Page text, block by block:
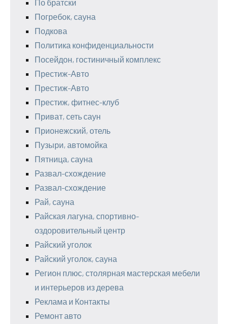
По братски
Погребок, сауна
Подкова
Политика конфиденциальности
Посейдон, гостиничный комплекс
Престиж-Авто
Престиж-Авто
Престиж, фитнес-клуб
Приват, сеть саун
Прионежский, отель
Пузыри, автомойка
Пятница, сауна
Развал-схождение
Развал-схождение
Рай, сауна
Райская лагуна, спортивно-
оздоровительный центр
Райский уголок
Райский уголок, сауна
Регион плюс, столярная мастерская мебели
и интерьеров из дерева
Реклама и Контакты
Ремонт авто